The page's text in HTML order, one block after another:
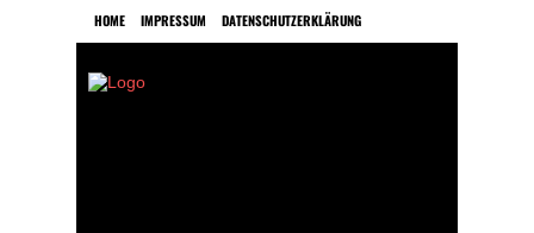
HOME IMPRESSUM DATENSCHUTZERKLÄRUNG